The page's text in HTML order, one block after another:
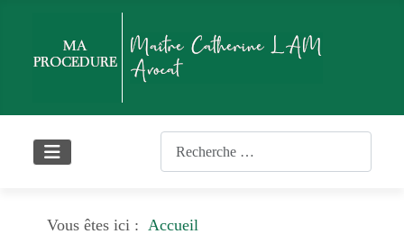
Rechercher
Vous êtes ici : Accueil